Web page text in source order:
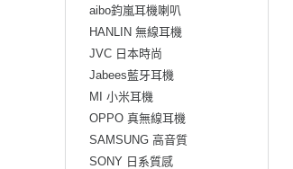
aibo鈞嵐耳機喇叭
HANLIN 無線耳機
JVC 日本時尚
Jabees藍牙耳機
MI 小米耳機
OPPO 真無線耳機
SAMSUNG 高音質
SONY 日系質感